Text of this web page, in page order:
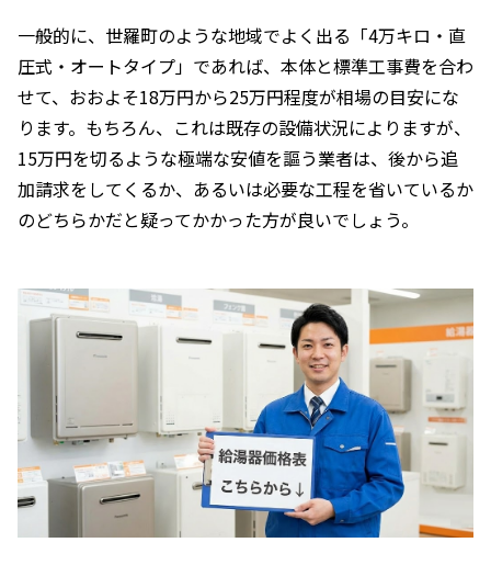
一般的に、世羅町のような地域でよく出る「4万キロ・直
圧式・オートタイプ」であれば、本体と標準工事費を合わ
せて、おおよそ18万円から25万円程度が相場の目安にな
ります。もちろん、これは既存の設備状況によりますが、
15万円を切るような極端な安値を謳う業者は、後から追
加請求をしてくるか、あるいは必要な工程を省いているか
のどちらかだと疑ってかかった方が良いでしょう。